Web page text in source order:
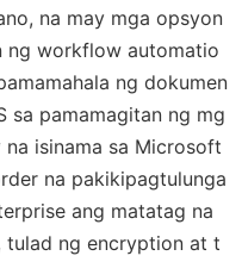
na may mga opsyon
ng workflow automatio
ng dokumen
sa pamamagitan ng mg
isinama sa Microsoft
na pakikipagtulunga
ang matatag na
tulad ng encryption at t